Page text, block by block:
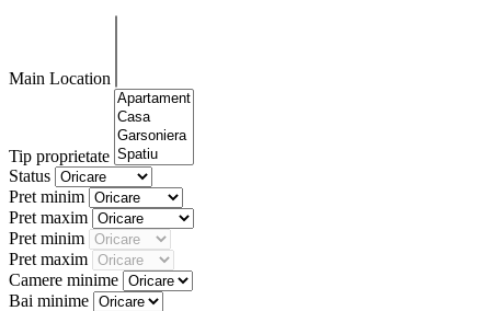
Main Location
Tip proprietate
Status
Pret minim
Pret maxim
Pret minim
Pret maxim
Camere minime
Bai minime